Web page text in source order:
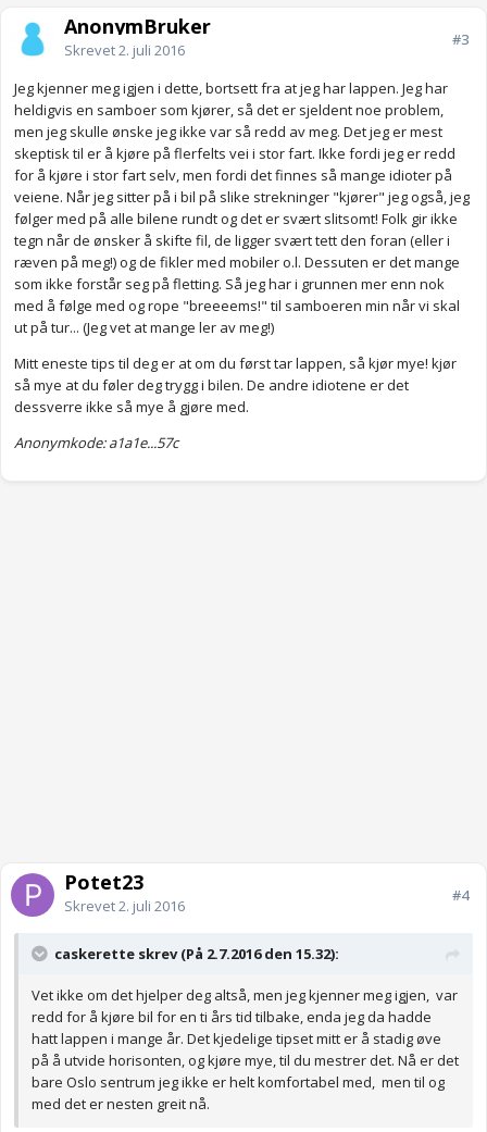
AnonymBruker
Skrevet2. juli 2016
#3
Jeg kjenner meg igjen i dette, bortsett fra at jeg har lappen. Jeg har
heldigvis en samboer som kjører, så det er sjeldent noe problem,
men jeg skulle ønske jeg ikke var så redd av meg. Det jeg er mest
skeptisk til er å kjøre på flerfelts vei i stor fart. Ikke fordi jeg er redd
for å kjøre i stor fart selv, men fordi det finnes så mange idioter på
veiene. Når jeg sitter på i bil på slike strekninger "kjører" jeg også, jeg
følger med på alle bilene rundt og det er svært slitsomt! Folk gir ikke
tegn når de ønsker å skifte fil, de ligger svært tett den foran (eller i
ræven på meg!) og de fikler med mobiler o.l. Dessuten er det mange
som ikke forstår seg på fletting. Så jeg har i grunnen mer enn nok
med å følge med og rope "breeeems!" til samboeren min når vi skal
ut på tur... (Jeg vet at mange ler av meg!)
Mitt eneste tips til deg er at om du først tar lappen, så kjør mye! kjør
så mye at du føler deg trygg i bilen. De andre idiotene er det
dessverre ikke så mye å gjøre med.
Anonymkode: a1a1e...57c
Potet23
Skrevet2. juli 2016
#4
caskerette skrev (På 2.7.2016 den 15.32):
Vet ikke om det hjelper deg altså, men jeg kjenner meg igjen, var
redd for å kjøre bil for en ti års tid tilbake, enda jeg da hadde
hatt lappen i mange år. Det kjedelige tipset mitt er å stadig øve
på å utvide horisonten, og kjøre mye, til du mestrer det. Nå er det
bare Oslo sentrum jeg ikke er helt komfortabel med, men til og
med det er nesten greit nå.